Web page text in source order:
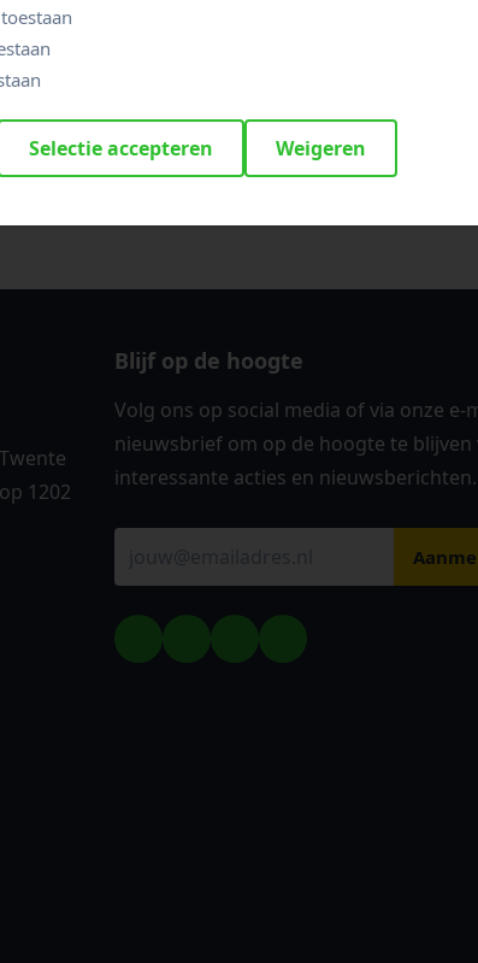
mogelijkheden
1202
Blijf op de hoogte
Volg ons op social media of via onze e-
nieuwsbrief om op de hoogte te blijven
interessante acties en nieuwsberichten.
Selectie accepteren Weigeren